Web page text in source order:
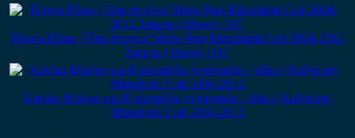
Πόρτα Πίσω (Τζαμόπορτα) Μπλε Ραφ Mitsubishi Colt 2004-2012
3πορτο (3θυρο) / ΟΓ
Καπάκι Μαύρο και Κρύσταλλο (κρύσταλο / τζάμι) Καθρέπτη
Mitsubishi Colt 2004-2012